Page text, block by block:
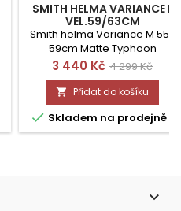
SMITH HELMA VARIANCE L
VEL.59/63CM
Smith helma Variance M 55-
59cm Matte Typhoon
Cena
3 440 Kč Běžná
cena
4 299 Kč
 Přidat do košíku
 Skladem na prodejně
